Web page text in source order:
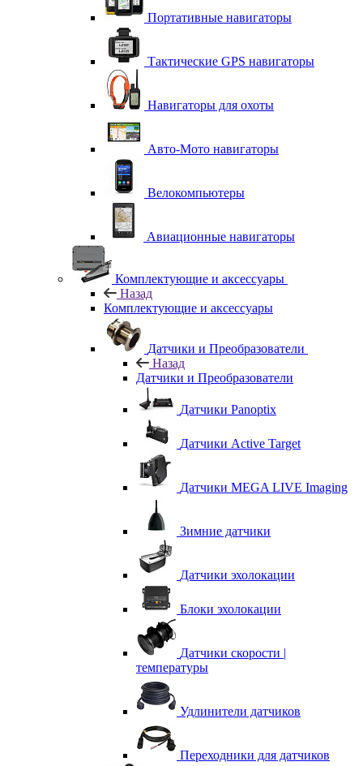
Портативные навигаторы
Тактические GPS навигаторы
Навигаторы для охоты
Авто-Мото навигаторы
Велокомпьютеры
Авиационные навигаторы
Комплектующие и аксессуары
Назад
Комплектующие и аксессуары
Датчики и Преобразователи
Назад
Датчики и Преобразователи
Датчики Panoptix
Датчики Active Target
Датчики MEGA LIVE Imaging
Зимние датчики
Датчики эхолокации
Блоки эхолокации
Датчики скорости |
температуры
Удлинители датчиков
Переходники для датчиков